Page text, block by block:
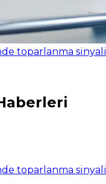
toparlanma sinyali
toparlanma sinyali